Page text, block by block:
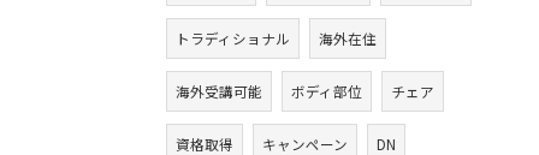
トラディショナル 海外在住
海外受講可能 ボディ部位 チェア
資格取得 キャンペーン DN